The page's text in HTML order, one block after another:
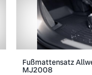
Fußmattensatz
MJ2008